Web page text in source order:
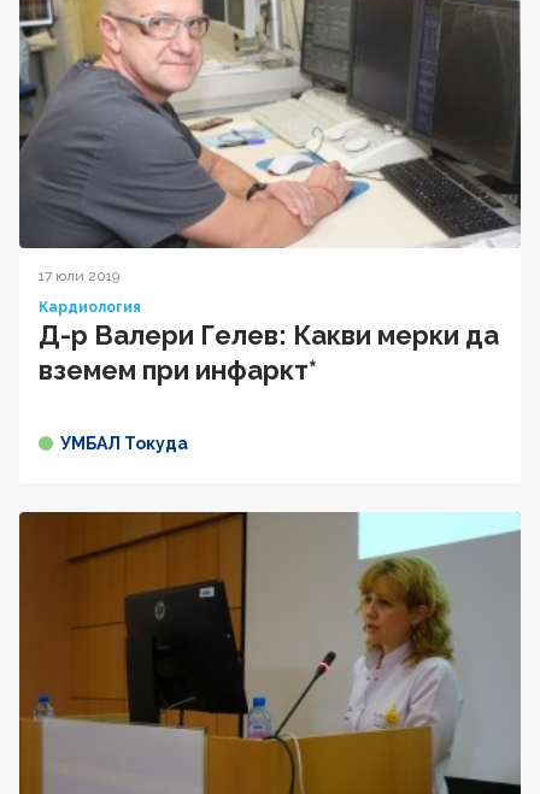
17 юли 2019
Кардиология
Д-р Валери Гелев: Какви мерки да
вземем при инфаркт*
УМБАЛ Токуда